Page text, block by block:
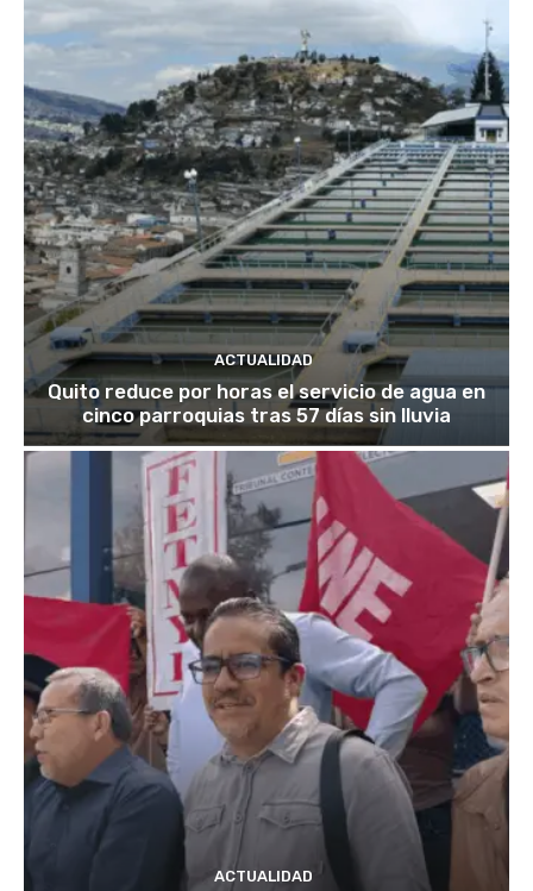
ACTUALIDAD
Quito reduce por horas el servicio de agua en
cinco parroquias tras 57 días sin lluvia
ACTUALIDAD